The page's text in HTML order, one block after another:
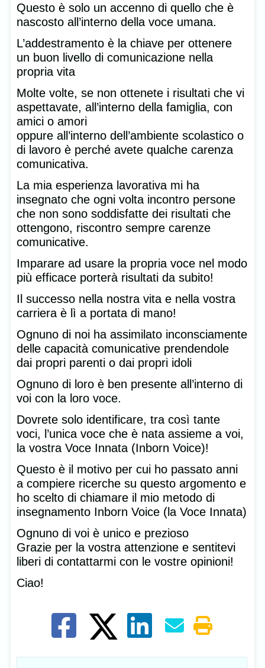
Questo è solo un accenno di quello che è
nascosto all’interno della voce umana.
L’addestramento è la chiave per ottenere
un buon livello di comunicazione nella
propria vita
Molte volte, se non ottenete i risultati che vi
aspettavate, all’interno della famiglia, con
amici o amori
oppure all’interno dell’ambiente scolastico o
di lavoro è perché avete qualche carenza
comunicativa.
La mia esperienza lavorativa mi ha
insegnato che ogni volta incontro persone
che non sono soddisfatte dei risultati che
ottengono, riscontro sempre carenze
comunicative.
Imparare ad usare la propria voce nel modo
più efficace porterà risultati da subito!
Il successo nella nostra vita e nella vostra
carriera è lì a portata di mano!
Ognuno di noi ha assimilato inconsciamente
delle capacità comunicative prendendole
dai propri parenti o dai propri idoli
Ognuno di loro è ben presente all’interno di
voi con la loro voce.
Dovrete solo identificare, tra così tante
voci, l’unica voce che è nata assieme a voi,
la vostra Voce Innata (Inborn Voice)!
Questo è il motivo per cui ho passato anni
a compiere ricerche su questo argomento e
ho scelto di chiamare il mio metodo di
insegnamento Inborn Voice (la Voce Innata)
Ognuno di voi è unico e prezioso
Grazie per la vostra attenzione e sentitevi
liberi di contattarmi con le vostre opinioni!
Ciao!